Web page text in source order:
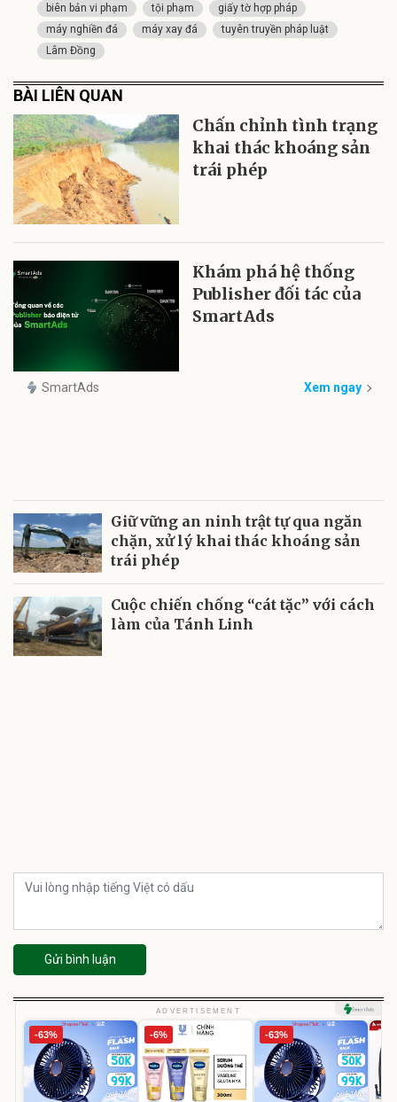
biên bản vi phạm
tội phạm
giấy tờ hợp pháp
máy nghiền đá
máy xay đá
tuyên truyền pháp luật
Lâm Đồng
BÀI LIÊN QUAN
Chấn chỉnh tình trạng
khai thác khoáng sản
trái phép
Khám phá hệ thống
Publisher đối tác của
SmartAds
SmartAds Xem ngay
Giữ vững an ninh trật tự qua ngăn
chặn, xử lý khai thác khoáng sản
trái phép
Cuộc chiến chống “cát tặc” với cách
làm của Tánh Linh
Gửi bình luận
ADVERTISEMENT
-63% -6% -63%